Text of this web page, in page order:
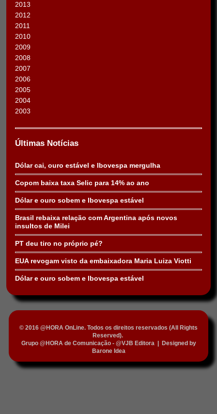
2013
2012
2011
2010
2009
2008
2007
2006
2005
2004
2003
Últimas Notícias
Dólar cai, ouro estável e Ibovespa mergulha
Copom baixa taxa Selic para 14% ao ano
Dólar e ouro sobem e Ibovespa estável
Brasil rebaixa relação com Argentina após novos
insultos de Milei
PT deu tiro no próprio pé?
EUA revogam visto da embaixadora Maria Luiza Viotti
Dólar e ouro sobem e Ibovespa estável
© 2016 @HORA OnLine. Todos os direitos reservados (All Rights
Reserved).
Grupo @HORA de Comunicação - @VJB Editora|
Designed by
Barone Idea